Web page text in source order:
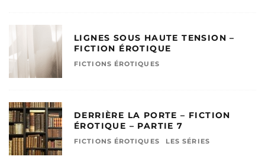
LIGNES SOUS HAUTE TENSION –
FICTION ÉROTIQUE
FICTIONS ÉROTIQUES
DERRIÈRE LA PORTE – FICTION
ÉROTIQUE – PARTIE 7
FICTIONS ÉROTIQUES LES SÉRIES